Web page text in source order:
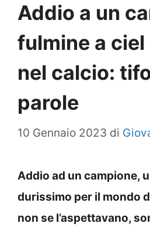
Addio a un
fulmine a ciel
nel calcio:
parole
10 Gennaio 2023 di
Addio ad un campione,
durissimo per il mondo
non se l’aspettavano,